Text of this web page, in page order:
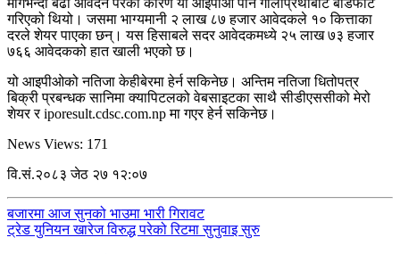
मागभन्दा बढी आवेदन परेका कारण यो आइपीओ पनि गोलाप्रथाबाट बाँडफाँट
गरिएको थियो। जसमा भाग्यमानी २ लाख ८७ हजार आवेदकले १० कित्ताका
दरले शेयर पाएका छन्। यस हिसाबले सदर आवेदकमध्ये २५ लाख ७३ हजार
७६६ आवेदकको हात खाली भएको छ।
यो आइपीओको नतिजा केहीबेरमा हेर्न सकिनेछ। अन्तिम नतिजा धितोपत्र
बिक्री प्रबन्धक सानिमा क्यापिटलको वेबसाइटका साथै सीडीएससीको मेरो
शेयर र iporesult.cdsc.com.np मा गएर हेर्न सकिनेछ।
News Views: 171
वि.सं.२०८३ जेठ २७ १२:०७
बजारमा आज सुनको भाउमा भारी गिरावट
ट्रेड युनियन खारेज विरुद्ध परेको रिटमा सुनुवाइ सुरु